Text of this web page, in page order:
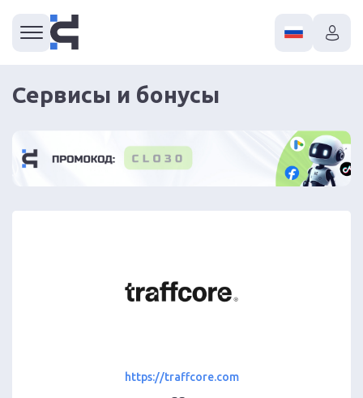
Сервисы и бонусы
https://traffcore.com